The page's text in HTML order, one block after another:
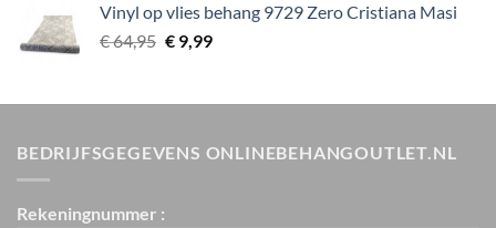
€ 29,95.€ 3,99.
Vinyl op vlies behang 9729 Zero Cristiana Masi
€64,95 Oorspronkelijke
€ 64,95.
€9,99Huidige
€ 9,99.
BEDRIJFSGEGEVENS ONLINEBEHANGOUTLET.NL
Rekeningnummer :